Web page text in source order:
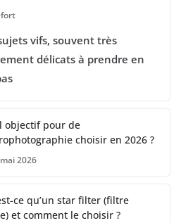
vifs, souvent très
délicats à prendre en
objectif pour de
choisir en 2026 ?
2026
ce qu’un star filter (filtre
et comment le choisir ?